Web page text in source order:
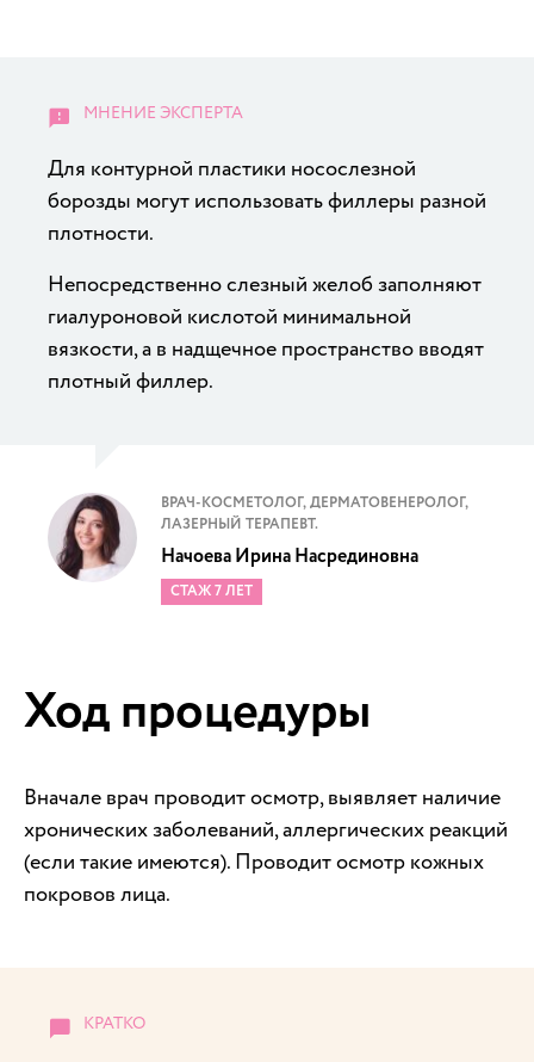
Для контурной пластики носослезной
борозды могут использовать филлеры разной
плотности.
Непосредственно слезный желоб заполняют
гиалуроновой кислотой минимальной
вязкости, а в надщечное пространство вводят
плотный филлер.
ВРАЧ-КОСМЕТОЛОГ, ДЕРМАТОВЕНЕРОЛОГ,
ЛАЗЕРНЫЙ ТЕРАПЕВТ.
Начоева Ирина Насрединовна
СТАЖ 7 ЛЕТ
Ход процедуры
Вначале врач проводит осмотр, выявляет наличие
хронических заболеваний, аллергических реакций
(если такие имеются). Проводит осмотр кожных
покровов лица.